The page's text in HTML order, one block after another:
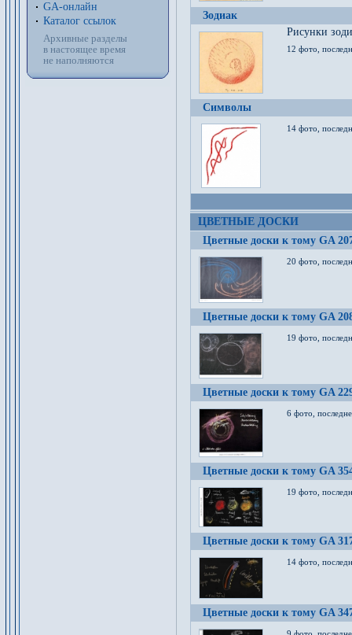
GA-онлайн
Каталог ссылок
Архивные разделы
в настоящее время
не наполняются
Зодиак
Рисунки
12 фото,
Символы
14 фото,
ЦВЕТНЫЕ ДОСКИ
Цветные доски к тому GA
20 фото,
Цветные доски к тому GA
19 фото,
Цветные доски к тому GA
6 фото,
Цветные доски к тому GA
19 фото,
Цветные доски к тому GA
14 фото,
Цветные доски к тому GA